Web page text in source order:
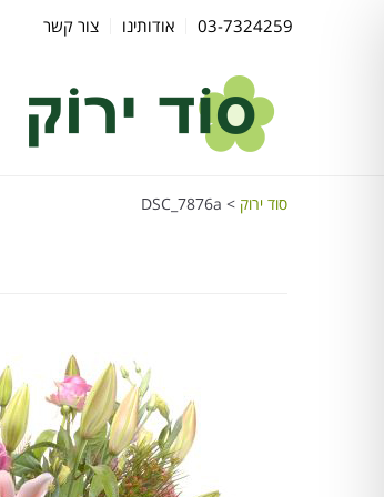
03-7324259 אודותינו צור קשר
סוד ירוק >
DSC_7876a